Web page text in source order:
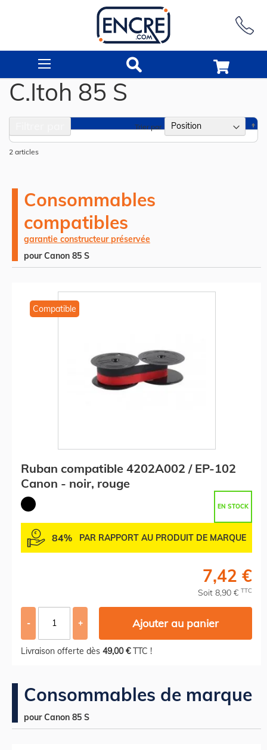
C.Itoh 85 S
2 articles
Trier par
Consommables
compatibles
garantie constructeur préservée
pour Canon 85 S
Compatible
Ruban compatible 4202A002 / EP-102
Canon - noir, rouge
EN STOCK
84% PAR RAPPORT AU PRODUIT DE MARQUE
7,42 €
Soit 8,90 € TTC
- + Ajouter au panier
Livraison offerte dès 49,00 €TTC !
Consommables de marque
pour Canon 85 S